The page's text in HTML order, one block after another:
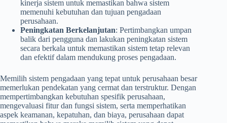
kinerja sistem untuk memastikan bahwa sistem
memenuhi kebutuhan dan tujuan pengadaan
perusahaan.
Peningkatan Berkelanjutan: Pertimbangkan umpan
balik dari pengguna dan lakukan peningkatan sistem
secara berkala untuk memastikan sistem tetap relevan
dan efektif dalam mendukung proses pengadaan.
Memilih sistem pengadaan yang tepat untuk perusahaan besar
memerlukan pendekatan yang cermat dan terstruktur. Dengan
mempertimbangkan kebutuhan spesifik perusahaan,
mengevaluasi fitur dan fungsi sistem, serta memperhatikan
aspek keamanan, kepatuhan, dan biaya, perusahaan dapat